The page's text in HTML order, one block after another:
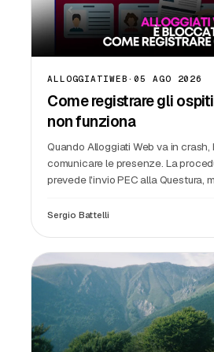
ALLOGGIATIWEB ·05 AGO 2026
Come registrare gli
non funziona
Quando Alloggiati Web va in
comunicare le presenze. La
prevede l'invio PEC alla Questura,
Sergio Battelli